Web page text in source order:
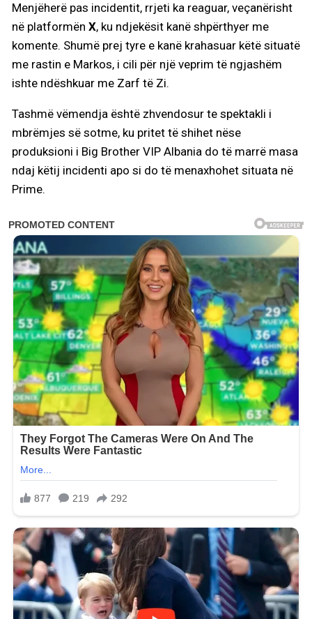
Menjëherë pas incidentit, rrjeti ka reaguar, veçanërisht
në platformën X, ku ndjekësit kanë shpërthyer me
komente. Shumë prej tyre e kanë krahasuar këtë situatë
me rastin e Markos, i cili për një veprim të ngjashëm
ishte ndëshkuar me Zarf të Zi.
Tashmë vëmendja është zhvendosur te spektakli i
mbrëmjes së sotme, ku pritet të shihet nëse
produksioni i Big Brother VIP Albania do të marrë masa
ndaj këtij incidenti apo si do të menaxhohet situata në
Prime.